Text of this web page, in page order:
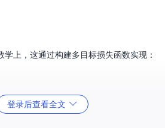
上，这通过构建多目标损失函数实现：
登录后查看全文